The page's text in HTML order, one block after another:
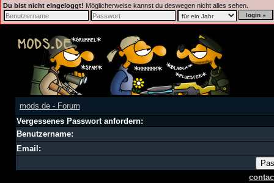
Du bist nicht eingeloggt! Möglicherweise kannst du deswegen nicht alles sehen.
mods.de - Forum
Vergessenes Passwort anfordern:
Benutzername:
Email: